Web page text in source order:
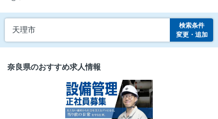
天理市
検索条件
変更・追加
奈良県のおすすめ求人情報